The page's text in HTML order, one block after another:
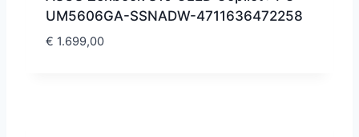
UM5606GA-SSNADW-4711636472258
€ 1.699,00